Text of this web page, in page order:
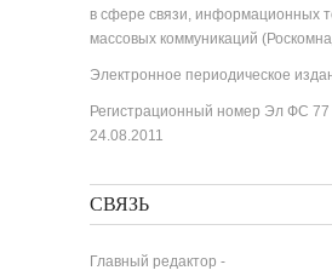
в сфере связи, информационных
массовых коммуникаций
Электронное периодическое
Регистрационный номер Эл ФС
24.08.2011
СВЯЗЬ
Главный редактор -